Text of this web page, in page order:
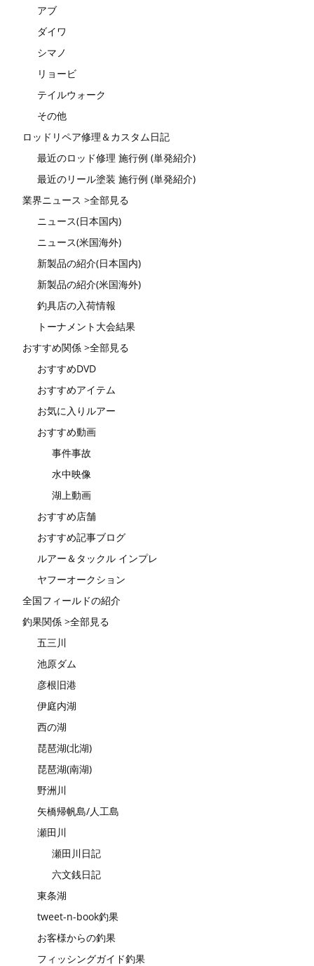
アブ
ダイワ
シマノ
リョービ
テイルウォーク
その他
ロッドリペア修理＆カスタム日記
最近のロッド修理 施行例 (単発紹介)
最近のリール塗装 施行例 (単発紹介)
業界ニュース >全部見る
ニュース(日本国内)
ニュース(米国海外)
新製品の紹介(日本国内)
新製品の紹介(米国海外)
釣具店の入荷情報
トーナメント大会結果
おすすめ関係 >全部見る
おすすめDVD
おすすめアイテム
お気に入りルアー
おすすめ動画
事件事故
水中映像
湖上動画
おすすめ店舗
おすすめ記事ブログ
ルアー＆タックル インプレ
ヤフーオークション
全国フィールドの紹介
釣果関係 >全部見る
五三川
池原ダム
彦根旧港
伊庭内湖
西の湖
琵琶湖(北湖)
琵琶湖(南湖)
野洲川
矢橋帰帆島/人工島
瀬田川
瀬田川日記
六文銭日記
東条湖
tweet-n-book釣果
お客様からの釣果
フィッシングガイド釣果